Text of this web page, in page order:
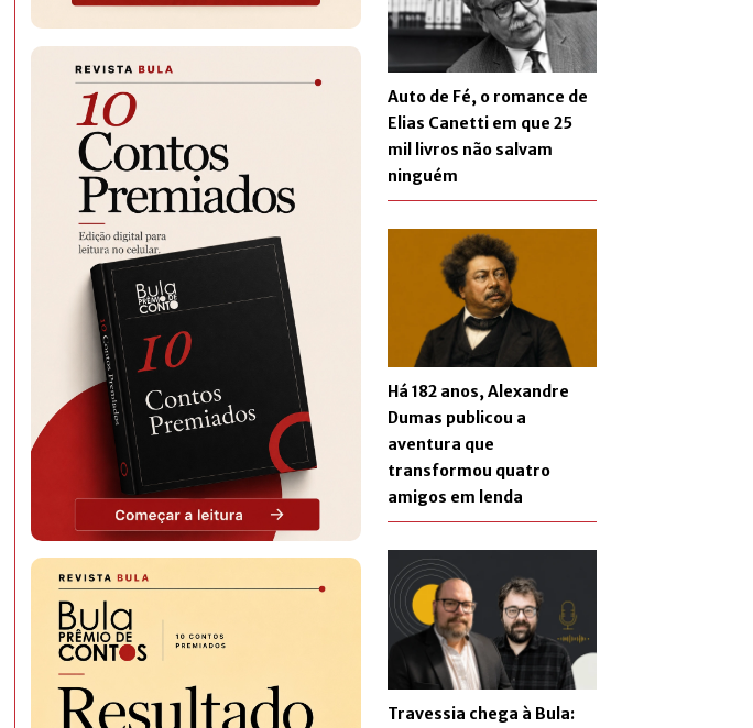
Auto de Fé, o romance de
Elias Canetti em que 25
mil livros não salvam
ninguém
Há 182 anos, Alexandre
Dumas publicou a
aventura que
transformou quatro
amigos em lenda
Travessia chega à Bula: